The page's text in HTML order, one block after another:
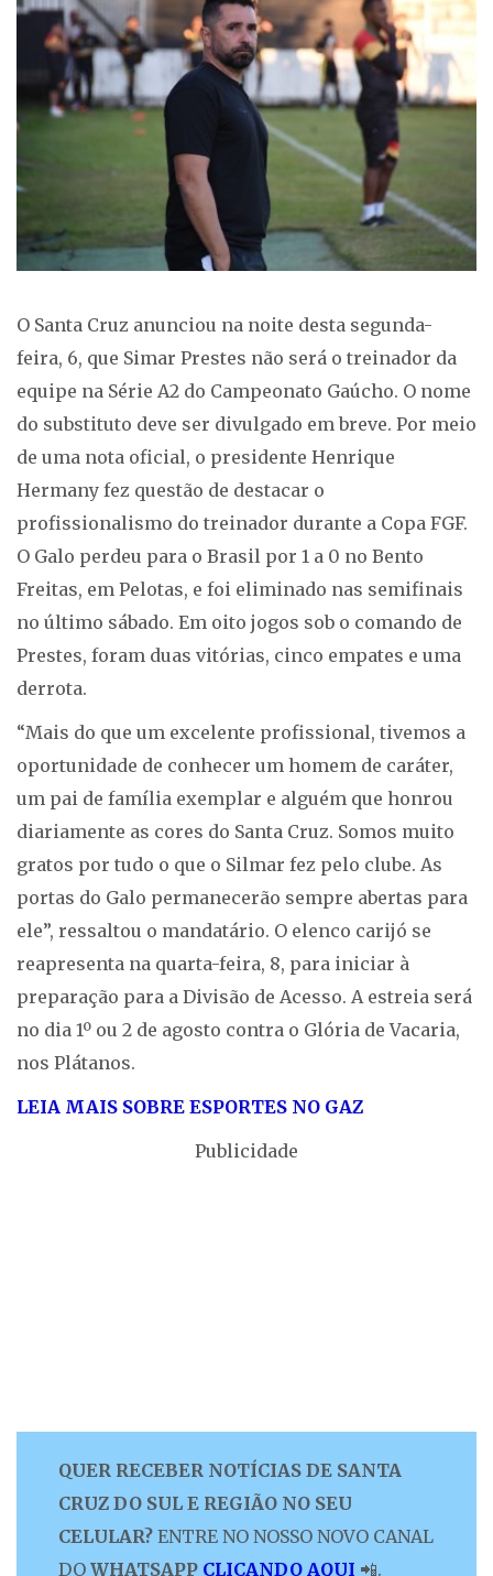
O Santa Cruz anunciou na noite desta segunda-
feira, 6, que Simar Prestes não será o treinador da
equipe na Série A2 do Campeonato Gaúcho. O nome
do substituto deve ser divulgado em breve. Por meio
de uma nota oficial, o presidente Henrique
Hermany fez questão de destacar o
profissionalismo do treinador durante a Copa FGF.
O Galo perdeu para o Brasil por 1 a 0 no Bento
Freitas, em Pelotas, e foi eliminado nas semifinais
no último sábado. Em oito jogos sob o comando de
Prestes, foram duas vitórias, cinco empates e uma
derrota.
“Mais do que um excelente profissional, tivemos a
oportunidade de conhecer um homem de caráter,
um pai de família exemplar e alguém que honrou
diariamente as cores do Santa Cruz. Somos muito
gratos por tudo o que o Silmar fez pelo clube. As
portas do Galo permanecerão sempre abertas para
ele”, ressaltou o mandatário. O elenco carijó se
reapresenta na quarta-feira, 8, para iniciar à
preparação para a Divisão de Acesso. A estreia será
no dia 1º ou 2 de agosto contra o Glória de Vacaria,
nos Plátanos.
LEIA MAIS SOBRE ESPORTES NO GAZ
Publicidade
QUER RECEBER NOTÍCIAS DE SANTA
CRUZ DO SUL E REGIÃO NO SEU
CELULAR? ENTRE NO NOSSO NOVO CANAL
DO WHATSAPP CLICANDO AQUI 📲.